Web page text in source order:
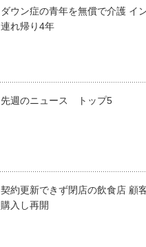
ダウン症の青年を無償で介護 イ
連れ帰り4年
先週のニュース トップ5
契約更新できず閉店の飲食店 顧
購入し再開